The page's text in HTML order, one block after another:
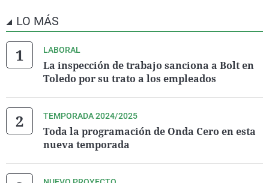
LO MÁS
LABORAL
La inspección de trabajo sanciona a Bolt en
Toledo por su trato a los empleados
TEMPORADA 2024/2025
Toda la programación de Onda Cero en esta
nueva temporada